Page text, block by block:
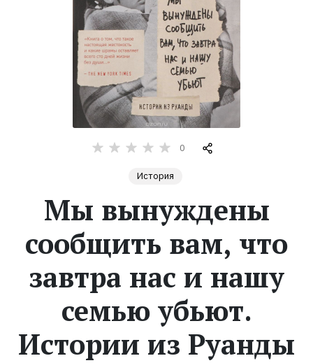
обсуждаемые
Коллекции
0
История
Мы вынуждены
сообщить вам, что
завтра нас и нашу
семью убьют.
Истории из Руанды